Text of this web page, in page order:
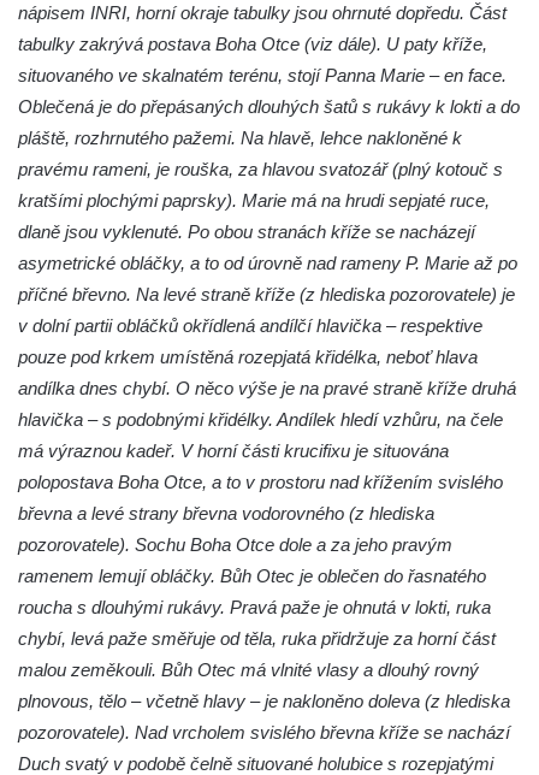
Wäberův kříž v zahradě domu čp. 184 v
Mikulášovicích
Kříž na louce v horních Mikulášovicích
Kříž Neubaukreuz u domu čp. 698 v
Mikulášovicích
Kříž manželů Endlerových u továrního
objektu v Mikulášovicích
Kříž u silnice východně od Mikulášovic
Meyerův kříž východně od Mikulášovic
Kříž u domu čp. 1016 v Mikulášovicích
Herltův kříž u Mikova v Mikulášovicích
Kříž u Borských u domu čp. 859 v
Mikulášovicích
Kříž Ließnerových naproti Mikovu v
Mikulášovicích
Mikovu v Mikulášovicích
Lissnerův kříž u domu čp. 39 v
nápisem INRI, horní okraje tabulky jsou ohrnuté dopředu. Část
tabulky zakrývá postava Boha Otce (viz dále). U paty kříže,
situovaného ve skalnatém terénu, stojí Panna Marie – en face.
Oblečená je do přepásaných dlouhých šatů s rukávy k lokti a do
pláště, rozhrnutého pažemi. Na hlavě, lehce nakloněné k
pravému rameni, je rouška, za hlavou svatozář (plný kotouč s
kratšími plochými paprsky). Marie má na hrudi sepjaté ruce,
dlaně jsou vyklenuté. Po obou stranách kříže se nacházejí
asymetrické obláčky, a to od úrovně nad rameny P. Marie až po
příčné břevno. Na levé straně kříže (z hlediska pozorovatele) je
v dolní partii obláčků okřídlená andílčí hlavička – respektive
pouze pod krkem umístěná rozepjatá křidélka, neboť hlava
andílka dnes chybí. O něco výše je na pravé straně kříže druhá
hlavička – s podobnými křidélky. Andílek hledí vzhůru, na čele
má výraznou kadeř. V horní části krucifixu je situována
polopostava Boha Otce, a to v prostoru nad křížením svislého
břevna a levé strany břevna vodorovného (z hlediska
pozorovatele). Sochu Boha Otce dole a za jeho pravým
ramenem lemují obláčky. Bůh Otec je oblečen do řasnatého
roucha s dlouhými rukávy. Pravá paže je ohnutá v lokti, ruka
chybí, levá paže směřuje od těla, ruka přidržuje za horní část
malou zeměkouli. Bůh Otec má vlnité vlasy a dlouhý rovný
plnovous, tělo – včetně hlavy – je nakloněno doleva (z hlediska
pozorovatele). Nad vrcholem svislého břevna kříže se nachází
Duch svatý v podobě čelně situované holubice s rozepjatými